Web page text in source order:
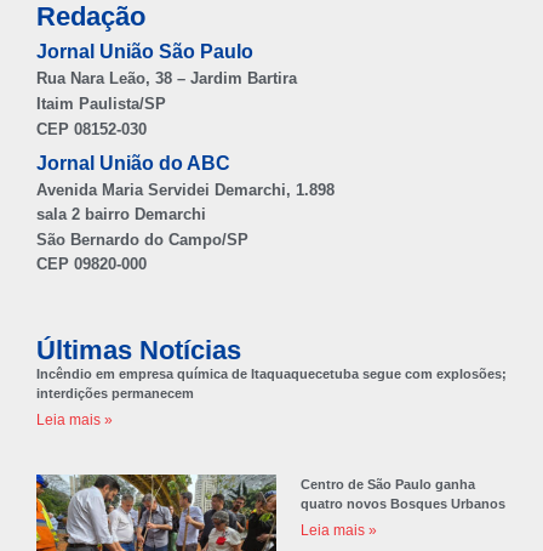
Redação
Jornal União São Paulo
Rua Nara Leão, 38 – Jardim Bartira
Itaim Paulista/SP
CEP 08152-030
Jornal União do ABC
Avenida Maria Servidei Demarchi, 1.898
sala 2 bairro Demarchi
São Bernardo do Campo/SP
CEP 09820-000
Últimas Notícias
Incêndio em empresa química de Itaquaquecetuba segue com explosões;
interdições permanecem
Leia mais »
Centro de São Paulo ganha
quatro novos Bosques Urbanos
Leia mais »